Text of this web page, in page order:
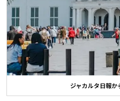
ジャカルタ日報か